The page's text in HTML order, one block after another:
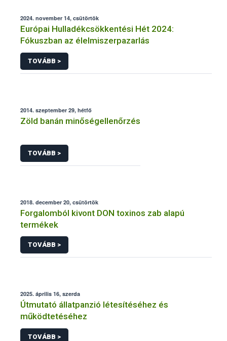
2024. november 14, csütörtök
Európai Hulladékcsökkentési Hét 2024:
Fókuszban az élelmiszerpazarlás
TOVÁBB >
2014. szeptember 29, hétfő
Zöld banán minőségellenőrzés
TOVÁBB >
2018. december 20, csütörtök
Forgalomból kivont DON toxinos zab alapú
termékek
TOVÁBB >
2025. április 16, szerda
Útmutató állatpanzió létesítéséhez és
működtetéséhez
TOVÁBB >